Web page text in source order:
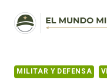
contenido
MILITAR Y DEFENSA